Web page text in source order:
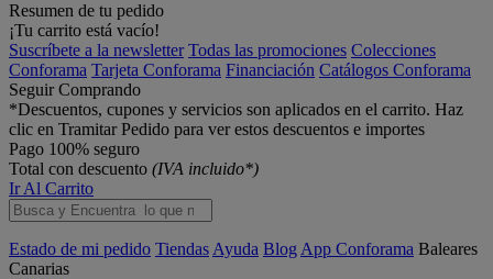
Resumen de tu pedido
¡Tu carrito está vacío!
Suscríbete a la newsletter Todas las promociones Colecciones
Conforama Tarjeta Conforama Financiación Catálogos Conforama
Seguir Comprando
*Descuentos, cupones y servicios son aplicados en el carrito. Haz
clic en Tramitar Pedido para ver estos descuentos e importes
Pago 100% seguro
Total con descuento (IVA incluido*)
Ir Al Carrito
Estado de mi pedido Tiendas Ayuda Blog App Conforama Baleares
Canarias